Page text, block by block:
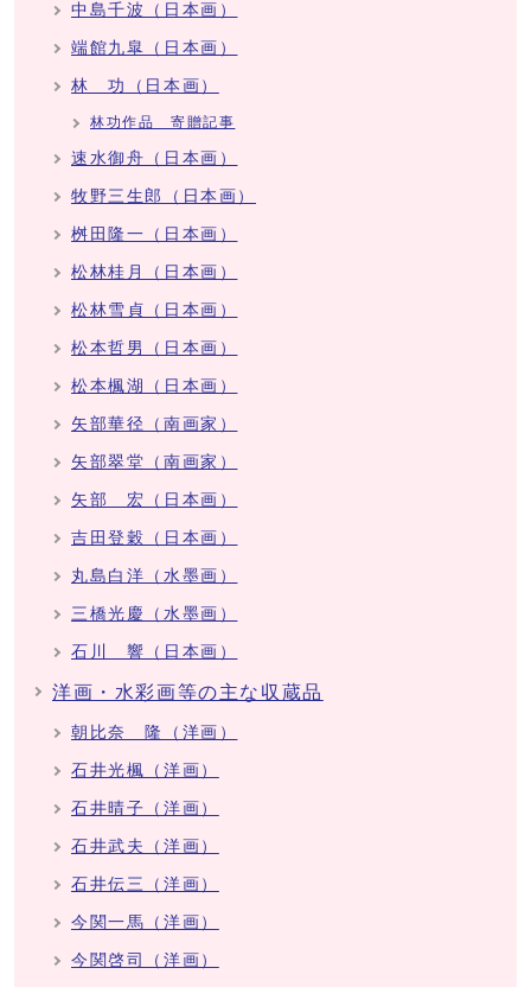
中島千波（日本画）
端館九皐（日本画）
林 功（日本画）
林功作品 寄贈記事
速水御舟（日本画）
牧野三生郎（日本画）
桝田隆一（日本画）
松林桂月（日本画）
松林雪貞（日本画）
松本哲男（日本画）
松本楓湖（日本画）
矢部華径（南画家）
矢部翠堂（南画家）
矢部 宏（日本画）
吉田登穀（日本画）
丸島白洋（水墨画）
三橋光慶（水墨画）
石川 響（日本画）
洋画・水彩画等の主な収蔵品
朝比奈 隆（洋画）
石井光楓（洋画）
石井晴子（洋画）
石井武夫（洋画）
石井伝三（洋画）
今関一馬（洋画）
今関啓司（洋画）